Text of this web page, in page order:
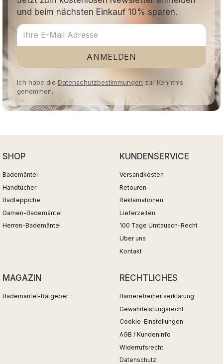
und beim nächsten Einkauf 10% sparen.
ANMELDEN
Ich habe die Datenschutzbestimmungen zur Kenntnis
genommen.
SHOP
Bademäntel
Handtücher
Badteppiche
Damen-Bademäntel
Herren-Bademäntel
KUNDENSERVICE
Versandkosten
Retouren
Reklamationen
Lieferzeiten
100 Tage Umtausch-Recht
Über uns
Kontakt
MAGAZIN
Bademantel-Ratgeber
RECHTLICHES
Barrierefreiheitserklärung
Gewährleistungsrecht
Cookie-Einstellungen
AGB / Kundeninfo
Widerrufsrecht
Datenschutz